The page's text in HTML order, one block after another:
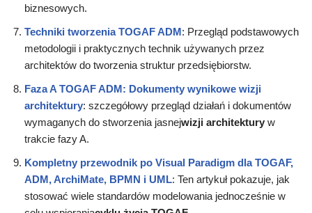
biznesowych.
Techniki tworzenia TOGAF ADM: Przegląd podstawowych
metodologii i praktycznych technik używanych przez
architektów do tworzenia struktur przedsiębiorstw.
Faza A TOGAF ADM: Dokumenty wynikowe wizji
architektury: szczegółowy przegląd działań i dokumentów
wymaganych do stworzenia jasnejwizji architektury w
trakcie fazy A.
Kompletny przewodnik po Visual Paradigm dla TOGAF,
ADM, ArchiMate, BPMN i UML: Ten artykuł pokazuje, jak
stosować wiele standardów modelowania jednocześnie w